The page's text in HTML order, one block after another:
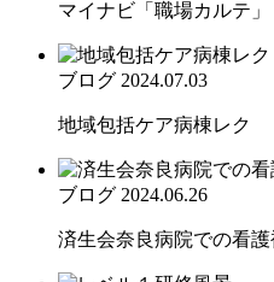
マイナビ「職場カルテ」
ブログ 2024.07.03
地域包括ケア病棟レク
ブログ 2024.06.26
済生会奈良病院での看